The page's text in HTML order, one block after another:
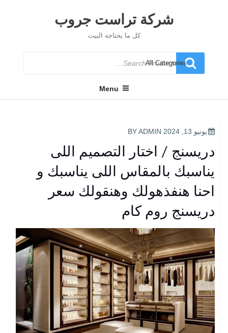
شركة تراست جروب
كل ما يحتاجه البيت
Search
for
Menu
POSTED
يونيو 13, 2024 ADMIN
دريسنج / اختار التصميم اللى
يناسبك بالمقاس اللى يناسبك و
احنا هنفذهولك وهنقولك سعر
دريسنج روم كام